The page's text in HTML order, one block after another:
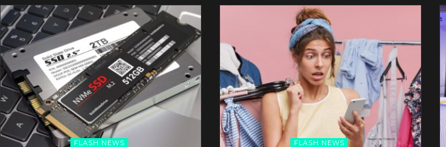
FLASH NEWS FLASH NEWS